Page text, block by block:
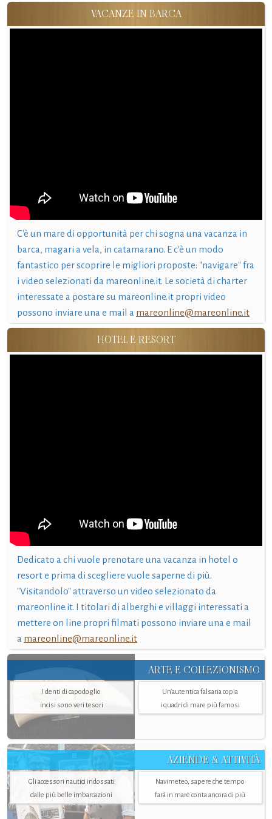
VACANZE IN BARCA
C'è un mare di opportunità per chi sogna una vacanza in
barca, magari a vela, in catamarano. E c'è un modo
fantastico per scoprire le migliori proposte: "navigare" fra
i video selezionati da mareonline.it. Le società di charter
interessate a postare su mareonline.it propri video
possono inviare una e mail a mareonline@mareonline.it
HOTEL E RESORT
Dedicato a chi vuole prenotare una vacanza in hotel o
resort e prima di scegliere vuole saperne di più.
"Visitandolo" attraverso un video selezionato da
mareonline.it. I titolari di alberghi e villaggi interessati a
mettere on line propri filmati possono inviare una e mail
a mareonline@mareonline.it
ARTE E COLLEZIONISMO
I denti di capodoglio
incisi sono veri tesori
Un’autentica falsaria copia
i quadri di mare più famosi
AZIENDE & ATTIVITÀ
Gli accessori nautici indossati
dalle più belle imbarcazioni
Navimeteo, sapere che tempo
farà in mare conta ancora di più